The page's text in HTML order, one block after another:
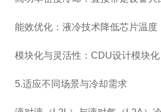
能效优化：液冷技术降低芯片温
模块化与灵活性：CDU设计模块
5.适应不同场景与冷却需求